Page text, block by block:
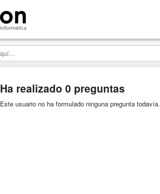
Ha realizado 0 preguntas
Este usuario no ha formulado ninguna pregunta todavía.